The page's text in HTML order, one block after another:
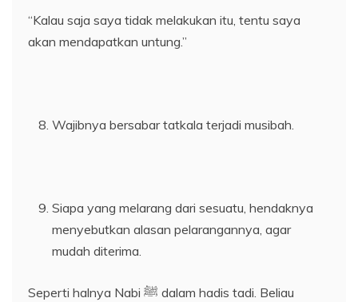
“Kalau saja saya tidak melakukan itu, tentu saya
akan mendapatkan untung.”
Wajibnya bersabar tatkala terjadi musibah.
Siapa yang melarang dari sesuatu, hendaknya
menyebutkan alasan pelarangannya, agar
mudah diterima.
Seperti halnya Nabi ﷺ dalam hadis tadi. Beliau